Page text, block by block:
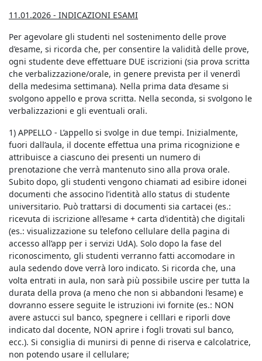
11.01.2026 - INDICAZIONI ESAMI
Per agevolare gli studenti nel sostenimento delle prove
d’esame, si ricorda che, per consentire la validità delle prove,
ogni studente deve effettuare DUE iscrizioni (sia prova scritta
che verbalizzazione/orale, in genere prevista per il venerdì
della medesima settimana). Nella prima data d’esame si
svolgono appello e prova scritta. Nella seconda, si svolgono le
verbalizzazioni e gli eventuali orali.
1) APPELLO - L’appello si svolge in due tempi. Inizialmente,
fuori dall’aula, il docente effettua una prima ricognizione e
attribuisce a ciascuno dei presenti un numero di
prenotazione che verrà mantenuto sino alla prova orale.
Subito dopo, gli studenti vengono chiamati ad esibire idonei
documenti che associno l’identità allo status di studente
universitario. Può trattarsi di documenti sia cartacei (es.:
ricevuta di iscrizione all’esame + carta d’identità) che digitali
(es.: visualizzazione su telefono cellulare della pagina di
accesso all’app per i servizi UdA). Solo dopo la fase del
riconoscimento, gli studenti verranno fatti accomodare in
aula sedendo dove verrà loro indicato. Si ricorda che, una
volta entrati in aula, non sarà più possibile uscire per tutta la
durata della prova (a meno che non si abbandoni l’esame) e
dovranno essere seguite le istruzioni ivi fornite (es.: NON
avere astucci sul banco, spegnere i celllari e riporli dove
indicato dal docente, NON aprire i fogli trovati sul banco,
ecc.). Si consiglia di munirsi di penne di riserva e calcolatrice,
non potendo usare il cellulare;